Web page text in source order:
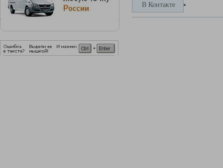
В Контакте